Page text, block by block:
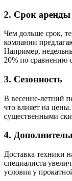
2. Срок аренды
Чем дольше срок,
компании
Например,
20% по сравнению
3. Сезонность
В весенне-летний
что влияет на
существенными
4.
Доставка техники
специалиста
условия у